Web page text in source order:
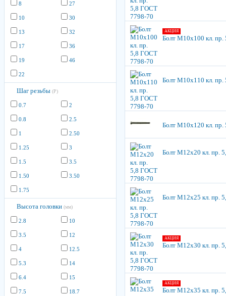
8
10
13
17
19
22
27
30
32
36
46
Шаг резьбы (P)
0.7
0.8
1
1.25
1.5
1.50
1.75
2
2.5
2.50
3
3.5
3.50
Высота головки (мм)
2.8
3.5
4
5.3
6.4
7.5
10
12
12.5
14
15
18.7
АКЦИЯ
Болт М10х100 кл.
Болт М10х110 кл.
Болт М10х120 кл.
Болт М12х20 кл. пр.
Болт М12х25 кл. пр.
АКЦИЯ
Болт М12х30 кл. пр.
АКЦИЯ
Болт М12х35 кл. пр.